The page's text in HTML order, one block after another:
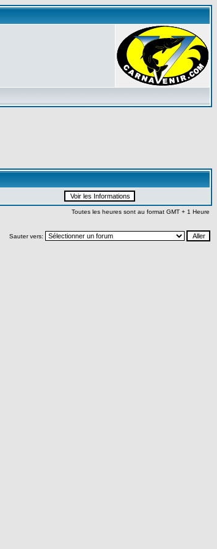
Toutes les heures sont au format GMT + 1 Heure
Sauter vers: